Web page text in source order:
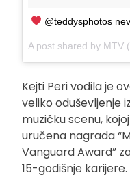
@teddysphotos
A post shared by MTV
Kejti Peri vodila je
veliko oduševljenje
muzičku scenu,
uručena nagrada
Vanguard Award”
15-godišnje karijere.